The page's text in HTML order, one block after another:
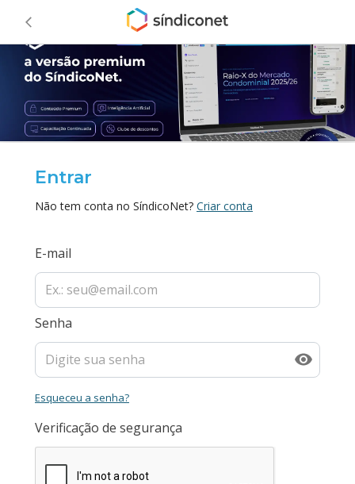
Entrar
Não tem conta no SíndicoNet? Criar conta
E-mail
Senha
Esqueceu a senha?
Verificação de segurança